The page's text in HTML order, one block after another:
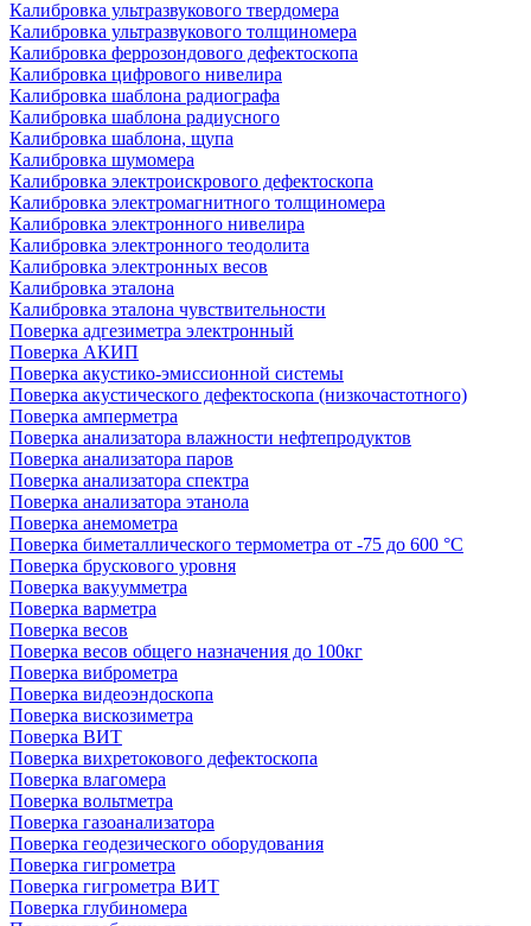
Калибровка ультразвукового твердомера
Калибровка ультразвукового толщиномера
Калибровка феррозондового дефектоскопа
Калибровка цифрового нивелира
Калибровка шаблона радиографа
Калибровка шаблона радиусного
Калибровка шаблона, щупа
Калибровка шумомера
Калибровка электроискрового дефектоскопа
Калибровка электромагнитного толщиномера
Калибровка электронного нивелира
Калибровка электронного теодолита
Калибровка электронных весов
Калибровка эталона
Калибровка эталона чувствительности
Поверка адгезиметра электронный
Поверка АКИП
Поверка акустико-эмиссионной системы
Поверка акустического дефектоскопа (низкочастотного)
Поверка амперметра
Поверка анализатора влажности нефтепродуктов
Поверка анализатора паров
Поверка анализатора спектра
Поверка анализатора этанола
Поверка анемометра
Поверка биметаллического термометра от -75 до 600 °С
Поверка брускового уровня
Поверка вакуумметра
Поверка варметра
Поверка весов
Поверка весов общего назначения до 100кг
Поверка виброметра
Поверка видеоэндоскопа
Поверка вискозиметра
Поверка ВИТ
Поверка вихретокового дефектоскопа
Поверка влагомера
Поверка вольтметра
Поверка газоанализатора
Поверка геодезического оборудования
Поверка гигрометра
Поверка гигрометра ВИТ
Поверка глубиномера